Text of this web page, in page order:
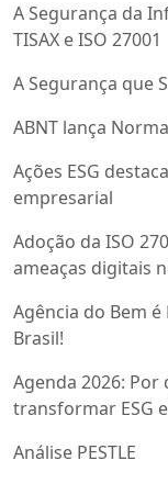
A Segurança da
TISAX e ISO 27001
A Segurança que
ABNT lança
Ações ESG
empresarial
Adoção da ISO
ameaças digitais
Agência do Bem
Brasil!
Agenda 2026:
transformar ESG
Análise PESTLE